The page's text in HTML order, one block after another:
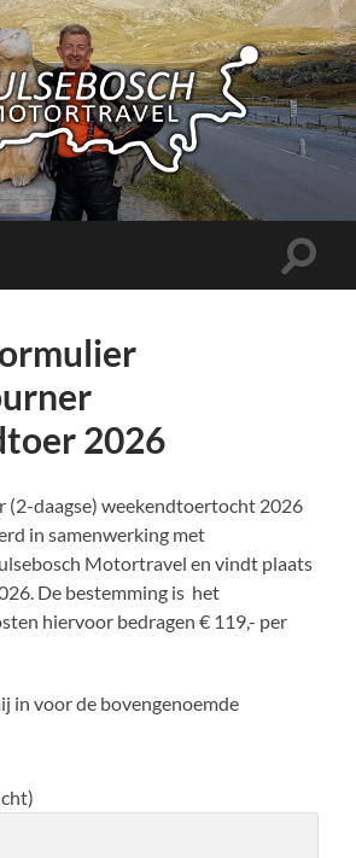
Hulsebosch
Motortravel
Toggle
2026
(2-daagse) weekendtoertocht 2026
in samenwerking met
Motortravel en vindt plaats
De bestemming is het
hiervoor bedragen € 119,- per
in voor de bovengenoemde